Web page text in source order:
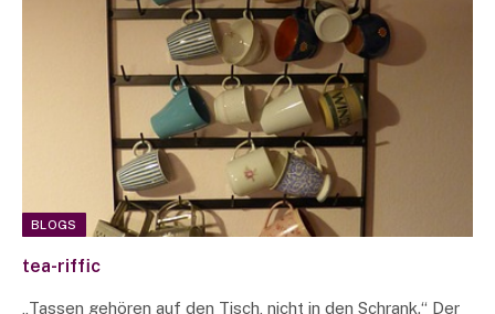
BLOGS
tea-riffic
„Tassen gehören auf den Tisch, nicht in den Schrank.“ Der